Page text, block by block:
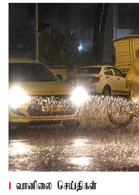
வானிலை செய்திகள்